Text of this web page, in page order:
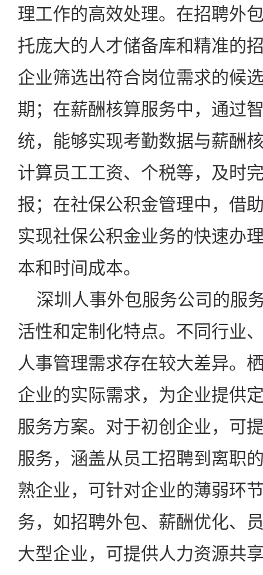
理工作的高效处理。在招聘外
托庞大的人才储备库和精准的
企业筛选出符合岗位需求的候
期；在薪酬核算服务中，通过
统，能够实现考勤数据与薪酬
计算员工工资、个税等，及时
报；在社保公积金管理中，借
实现社保公积金业务的快速办
本和时间成本。
深圳人事外包服务公司 的服
活性和定制化特点。不同行业
人事管理需求存在较大差异。
企业的实际需求，为企业提供
服务方案。对于初创企业，可
服务，涵盖从员工招聘到离职
熟企业，可针对企业的薄弱环
务，如招聘外包、薪酬优化、
大型企业，可提供人力资源共